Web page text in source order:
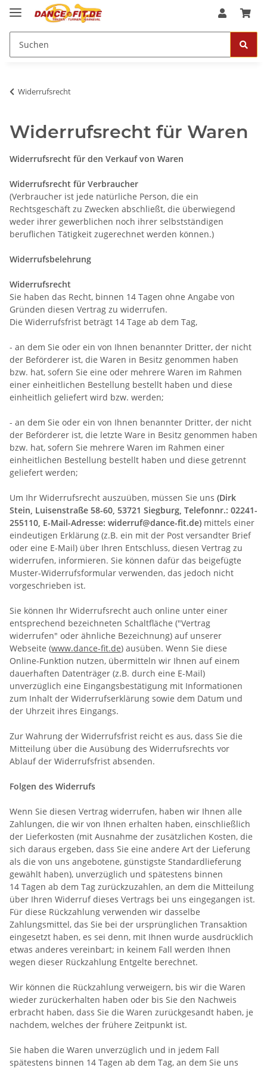
Widerrufsrecht
Widerrufsrecht für Waren
Widerrufsrecht für den Verkauf von Waren
Widerrufsrecht für Verbraucher
(Verbraucher ist jede natürliche Person, die ein
Rechtsgeschäft zu Zwecken abschließt, die überwiegend
weder ihrer gewerblichen noch ihrer selbstständigen
beruflichen Tätigkeit zugerechnet werden können.)
Widerrufsbelehrung
Widerrufsrecht
Sie haben das Recht, binnen 14 Tagen ohne Angabe von
Gründen diesen Vertrag zu widerrufen.
Die Widerrufsfrist beträgt 14 Tage ab dem Tag,
- an dem Sie oder ein von Ihnen benannter Dritter, der nicht
der Beförderer ist, die Waren in Besitz genommen haben
bzw. hat, sofern Sie eine oder mehrere Waren im Rahmen
einer einheitlichen Bestellung bestellt haben und diese
einheitlich geliefert wird bzw. werden;
- an dem Sie oder ein von Ihnen benannter Dritter, der nicht
der Beförderer ist, die letzte Ware in Besitz genommen haben
bzw. hat, sofern Sie mehrere Waren im Rahmen einer
einheitlichen Bestellung bestellt haben und diese getrennt
geliefert werden;
Um Ihr Widerrufsrecht auszuüben, müssen Sie uns (Dirk
Stein, Luisenstraße 58-60, 53721 Siegburg, Telefonnr.: 02241-
255110, E-Mail-Adresse: widerruf@dance-fit.de) mittels einer
eindeutigen Erklärung (z.B. ein mit der Post versandter Brief
oder eine E-Mail) über Ihren Entschluss, diesen Vertrag zu
widerrufen, informieren. Sie können dafür das beigefügte
Muster-Widerrufsformular verwenden, das jedoch nicht
vorgeschrieben ist.
Sie können Ihr Widerrufsrecht auch online unter einer
entsprechend bezeichneten Schaltfläche ("Vertrag
widerrufen" oder ähnliche Bezeichnung) auf unserer
Webseite (www.dance-fit.de) ausüben. Wenn Sie diese
Online-Funktion nutzen, übermitteln wir Ihnen auf einem
dauerhaften Datenträger (z.B. durch eine E-Mail)
unverzüglich eine Eingangsbestätigung mit Informationen
zum Inhalt der Widerrufserklärung sowie dem Datum und
der Uhrzeit ihres Eingangs.
Zur Wahrung der Widerrufsfrist reicht es aus, dass Sie die
Mitteilung über die Ausübung des Widerrufsrechts vor
Ablauf der Widerrufsfrist absenden.
Folgen des Widerrufs
Wenn Sie diesen Vertrag widerrufen, haben wir Ihnen alle
Zahlungen, die wir von Ihnen erhalten haben, einschließlich
der Lieferkosten (mit Ausnahme der zusätzlichen Kosten, die
sich daraus ergeben, dass Sie eine andere Art der Lieferung
als die von uns angebotene, günstigste Standardlieferung
gewählt haben), unverzüglich und spätestens binnen
14 Tagen ab dem Tag zurückzuzahlen, an dem die Mitteilung
über Ihren Widerruf dieses Vertrags bei uns eingegangen ist.
Für diese Rückzahlung verwenden wir dasselbe
Zahlungsmittel, das Sie bei der ursprünglichen Transaktion
eingesetzt haben, es sei denn, mit Ihnen wurde ausdrücklich
etwas anderes vereinbart; in keinem Fall werden Ihnen
wegen dieser Rückzahlung Entgelte berechnet.
Wir können die Rückzahlung verweigern, bis wir die Waren
wieder zurückerhalten haben oder bis Sie den Nachweis
erbracht haben, dass Sie die Waren zurückgesandt haben, je
nachdem, welches der frühere Zeitpunkt ist.
Sie haben die Waren unverzüglich und in jedem Fall
spätestens binnen 14 Tagen ab dem Tag, an dem Sie uns